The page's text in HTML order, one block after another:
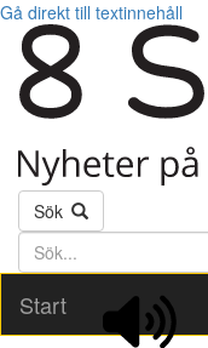
Gå direkt till textinnehåll
Sök
Söktext
Start